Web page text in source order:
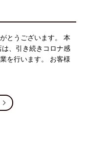
とうございます。 本
、引き続きコロナ感
を行います。 お客様